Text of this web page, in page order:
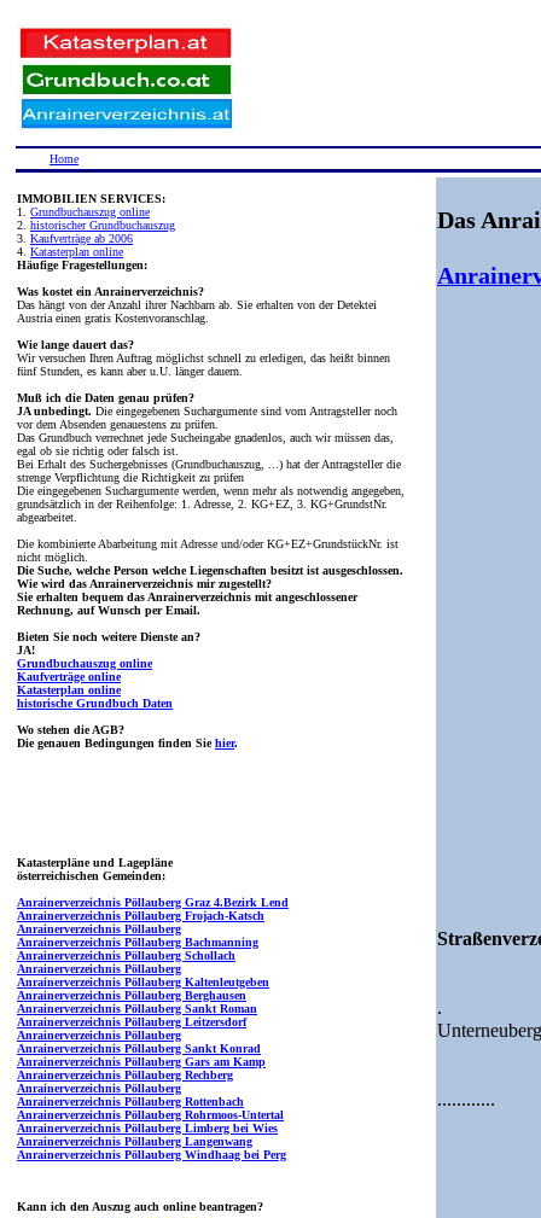
Home
IMMOBILIEN SERVICES:
1. Grundbuchauszug online
2. historischer Grundbuchauszug
3. Kaufverträge ab 2006
4. Katasterplan online
Häufige Fragestellungen:
Was kostet ein Anrainerverzeichnis?
Das hängt von der Anzahl ihrer Nachbarn ab. Sie erhalten von der Detektei
Austria einen gratis Kostenvoranschlag.
Wie lange dauert das?
Wir versuchen Ihren Auftrag möglichst schnell zu erledigen, das heißt binnen
fünf Stunden, es kann aber u.U. länger dauern.
Muß ich die Daten genau prüfen?
JA unbedingt. Die eingegebenen Suchargumente sind vom Antragsteller noch
vor dem Absenden genauestens zu prüfen.
Das Grundbuch verrechnet jede Sucheingabe gnadenlos, auch wir müssen das,
egal ob sie richtig oder falsch ist.
Bei Erhalt des Suchergebnisses (Grundbuchauszug, ...) hat der Antragsteller die
strenge Verpflichtung die Richtigkeit zu prüfen
Die eingegebenen Suchargumente werden, wenn mehr als notwendig angegeben,
grundsätzlich in der Reihenfolge: 1. Adresse, 2. KG+EZ, 3. KG+GrundstNr.
abgearbeitet.
Die kombinierte Abarbeitung mit Adresse und/oder KG+EZ+GrundstückNr. ist
nicht möglich.
Die Suche, welche Person welche Liegenschaften besitzt ist ausgeschlossen.
Wie wird das Anrainerverzeichnis mir zugestellt?
Sie erhalten bequem das Anrainerverzeichnis mit angeschlossener
Rechnung, auf Wunsch per Email.
Bieten Sie noch weitere Dienste an?
JA!
Grundbuchauszug online
Kaufverträge online
Katasterplan online
historische Grundbuch Daten
Wo stehen die AGB?
Die genauen Bedingungen finden Siehier.
Katasterpläne und Lagepläne
österreichischen Gemeinden:
Anrainerverzeichnis Pöllauberg Graz 4.Bezirk Lend
Anrainerverzeichnis Pöllauberg Frojach-Katsch
Anrainerverzeichnis Pöllauberg
Anrainerverzeichnis Pöllauberg Bachmanning
Anrainerverzeichnis Pöllauberg Schollach
Anrainerverzeichnis Pöllauberg
Anrainerverzeichnis Pöllauberg Kaltenleutgeben
Anrainerverzeichnis Pöllauberg Berghausen
Anrainerverzeichnis Pöllauberg Sankt Roman
Anrainerverzeichnis Pöllauberg Leitzersdorf
Anrainerverzeichnis Pöllauberg
Anrainerverzeichnis Pöllauberg Sankt Konrad
Anrainerverzeichnis Pöllauberg Gars am Kamp
Anrainerverzeichnis Pöllauberg Rechberg
Anrainerverzeichnis Pöllauberg
Anrainerverzeichnis Pöllauberg Rottenbach
Anrainerverzeichnis Pöllauberg Rohrmoos-Untertal
Anrainerverzeichnis Pöllauberg Limberg bei Wies
Anrainerverzeichnis Pöllauberg Langenwang
Anrainerverzeichnis Pöllauberg Windhaag bei Perg
Kann ich den Auszug auch online beantragen?
Das
.
............